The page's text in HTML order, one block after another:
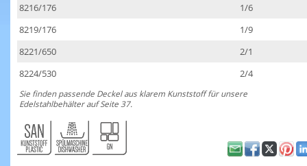
8216/176
1/6
8219/176
1/9
8221/650
2/1
8224/530
2/4
Sie finden passende Deckel aus klarem Kunststoff für unsere
Edelstahlbehälter auf Seite 37.